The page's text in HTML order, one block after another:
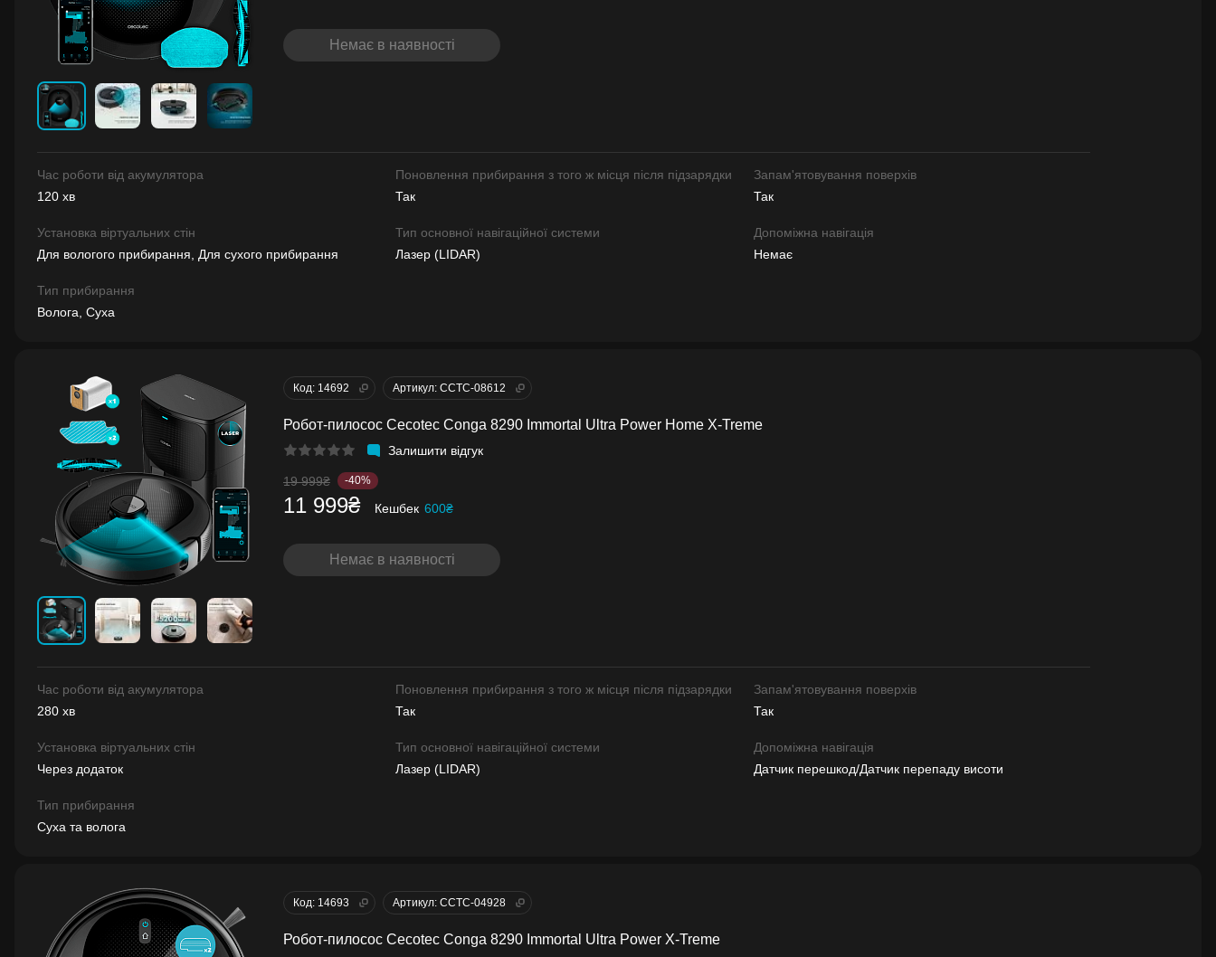
Немає в наявності
Час роботи від акумулятора
120 хв
Поновлення прибирання з того ж місця після підзарядки
Так
Запам'ятовування поверхів
Так
Установка віртуальних стін
Для вологого прибирання, Для сухого прибирання
Тип основної навігаційної системи
Лазер (LIDAR)
Допоміжна навігація
Немає
Тип прибирання
Волога, Суха
Код: 14692 Артикул: CCTC-08612
Робот-пилосос Cecotec Conga 8290 Immortal Ultra Power Home X-Treme
Залишити відгук
19 999₴ -40%
11 999₴ Кешбек 600₴
Немає в наявності
Час роботи від акумулятора
280 хв
Поновлення прибирання з того ж місця після підзарядки
Так
Запам'ятовування поверхів
Так
Установка віртуальних стін
Через додаток
Тип основної навігаційної системи
Лазер (LIDAR)
Допоміжна навігація
Датчик перешкод/Датчик перепаду висоти
Тип прибирання
Суха та волога
Код: 14693 Артикул: CCTC-04928
Робот-пилосос Cecotec Conga 8290 Immortal Ultra Power X-Treme